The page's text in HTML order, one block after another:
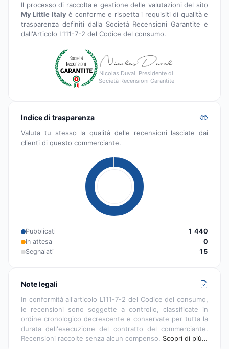
Il processo di raccolta e gestione delle valutazioni del sito
My Little Italyè conforme e rispetta i requisiti di qualità e
trasparenza definiti dalla Società Recensioni Garantite e
dall'Articolo L111-7-2 del Codice del consumo.
Nicolas Duval, Presidente di
Società Recensioni Garantite
Indice di trasparenza
Valuta tu stesso la qualità delle recensioni lasciate dai
clienti di questo commerciante.
Pubblicati
1 440
In attesa
0
Segnalati
15
Note legali
In conformità all'articolo L111-7-2 del Codice del consumo,
le recensioni sono soggette a controllo, classificate in
ordine cronologico decrescente e conservate per tutta la
durata dell'esecuzione del contratto del commerciante.
Recensioni raccolte senza alcun compenso. Scopri di più…